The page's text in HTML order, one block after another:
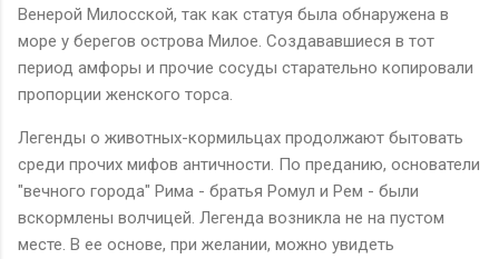
Венерой Милосской, так как статуя была обнаружена в
море у берегов острова Милое. Создававшиеся в тот
период амфоры и прочие сосуды старательно копировали
пропорции женского торса.
Легенды о животных-кормильцах продолжают бытовать
среди прочих мифов античности. По преданию, основатели
"вечного города" Рима - братья Ромул и Рем - были
вскормлены волчицей. Легенда возникла не на пустом
месте. В ее основе, при желании, можно увидеть